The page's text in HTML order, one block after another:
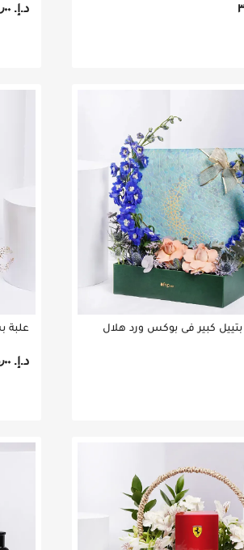
د.إ.‏ ٢٬٧١٩٫٠٠
كبير في بوكس ورد هلال
د.إ.‏ ١٢٥٫٠٠